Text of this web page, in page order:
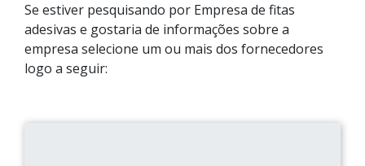
Se estiver pesquisando por Empresa de fitas
adesivas e gostaria de informações sobre a
empresa selecione um ou mais dos fornecedores
logo a seguir: